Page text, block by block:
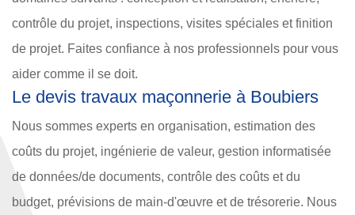
contrôle du projet, inspections, visites spéciales et finition
de projet. Faites confiance à nos professionnels pour vous
aider comme il se doit.
Le devis travaux maçonnerie à Boubiers
Nous sommes experts en organisation, estimation des
coûts du projet, ingénierie de valeur, gestion informatisée
de données/de documents, contrôle des coûts et du
budget, prévisions de main-d'œuvre et de trésorerie. Nous